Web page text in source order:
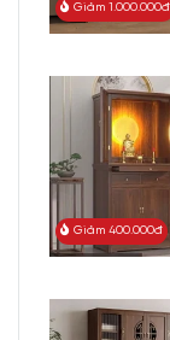
Giảm 1.000.000đ
Giảm 400.000đ